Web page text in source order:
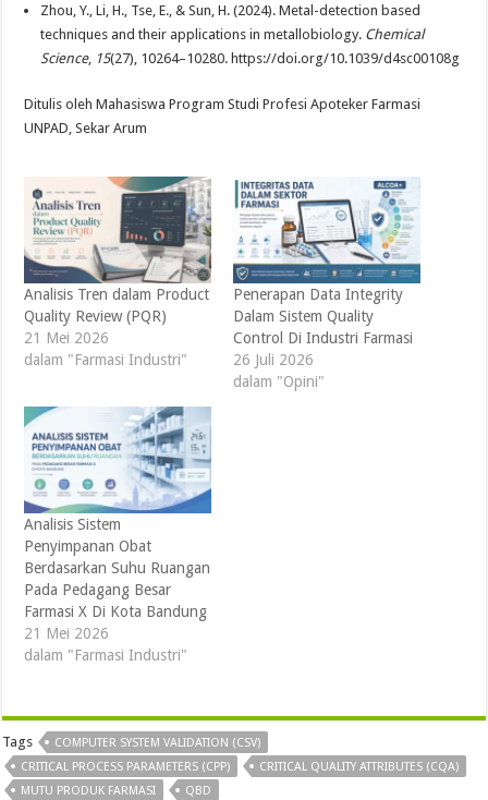
Zhou, Y., Li, H., Tse, E., & Sun, H. (2024). Metal-detection based
techniques and their applications in metallobiology. Chemical
Science, 15(27), 10264–10280. https://doi.org/10.1039/d4sc00108g
Ditulis oleh Mahasiswa Program Studi Profesi Apoteker Farmasi
UNPAD, Sekar Arum
Analisis Tren dalam Product
Quality Review (PQR)
21 Mei 2026
dalam "Farmasi Industri"
Penerapan Data Integrity
Dalam Sistem Quality
Control Di Industri Farmasi
26 Juli 2026
dalam "Opini"
Analisis Sistem
Penyimpanan Obat
Berdasarkan Suhu Ruangan
Pada Pedagang Besar
Farmasi X Di Kota Bandung
21 Mei 2026
dalam "Farmasi Industri"
Tags
COMPUTER SYSTEM VALIDATION (CSV)
CRITICAL PROCESS PARAMETERS (CPP)
CRITICAL QUALITY ATTRIBUTES (CQA)
MUTU PRODUK FARMASI
QBD